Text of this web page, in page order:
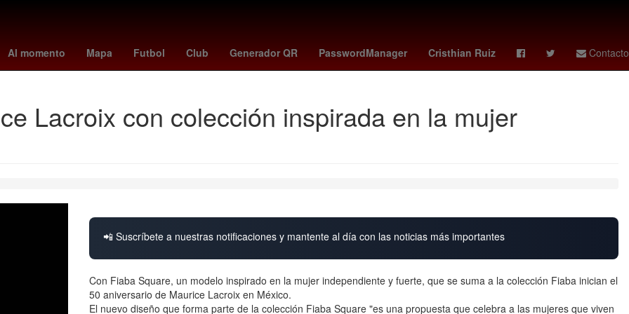
Al momento Mapa Futbol Club Generador QR PasswordManager Cristhian Ruiz Contacto
Rogelio Funes Mori España Temporada mexico vs charlotte fc - pumas Denuncia Cohete
Lacroix con colección inspirada en la mujer
📲 Suscríbete a nuestras notificaciones y mantente al día con las noticias más importantes
Con Fiaba Square, un modelo inspirado en la mujer independiente y fuerte, que se suma a la colección Fiaba inician el
50 aniversario de Maurice Lacroix en México.
El nuevo diseño que forma parte de la colección Fiaba Square "es una propuesta que celebra a las mujeres que viven